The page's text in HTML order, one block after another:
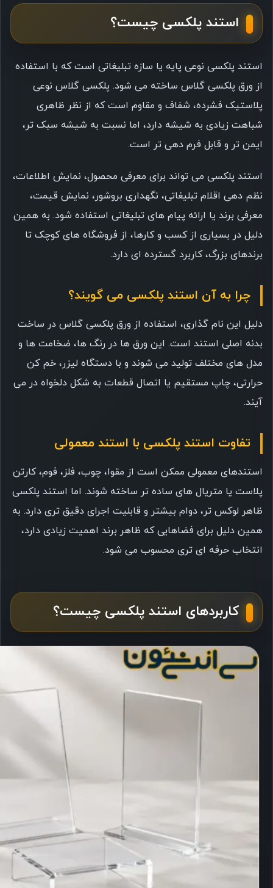
استند پلکسی چیست؟
استند پلکسی نوعی پایه یا سازه تبلیغاتی است که با استفاده
از ورق پلکسی گلاس ساخته می شود. پلکسی گلاس نوعی
پلاستیک فشرده، شفاف و مقاوم است که از نظر ظاهری
شباهت زیادی به شیشه دارد، اما نسبت به شیشه سبک تر،
ایمن تر و قابل فرم دهی تر است.
استند پلکسی می تواند برای معرفی محصول، نمایش اطلاعات،
نظم دهی اقلام تبلیغاتی، نگهداری بروشور، نمایش قیمت،
معرفی برند یا ارائه پیام های تبلیغاتی استفاده شود. به همین
دلیل در بسیاری از کسب و کارها، از فروشگاه های کوچک تا
برندهای بزرگ، کاربرد گسترده ای دارد.
چرا به آن استند پلکسی می گویند؟
دلیل این نام گذاری، استفاده از ورق پلکسی گلاس در ساخت
بدنه اصلی استند است. این ورق ها در رنگ ها، ضخامت ها و
مدل های مختلف تولید می شوند و با دستگاه لیزر، خم کن
حرارتی، چاپ مستقیم یا اتصال قطعات به شکل دلخواه در می
آیند.
تفاوت استند پلکسی با استند معمولی
استندهای معمولی ممکن است از مقوا، چوب، فلز، فوم، کارتن
پلاست یا متریال های ساده تر ساخته شوند. اما استند پلکسی
ظاهر لوکس تر، دوام بیشتر و قابلیت اجرای دقیق تری دارد. به
همین دلیل برای فضاهایی که ظاهر برند اهمیت زیادی دارد،
انتخاب حرفه ای تری محسوب می شود.
کاربردهای استند پلکسی چیست؟